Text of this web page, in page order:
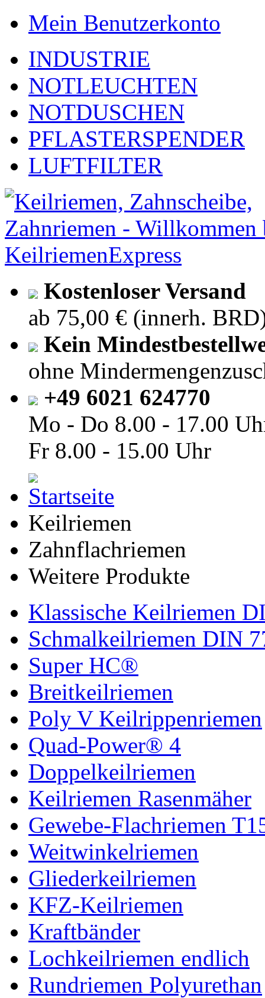
Mein Benutzerkonto
INDUSTRIE
NOTLEUCHTEN
NOTDUSCHEN
PFLASTERSPENDER
LUFTFILTER
Kostenloser Versand
ab 75,00 € (innerh.
Kein
ohne
+49 6021 624770
Mo - Do 8.00 - 17.00
Fr 8.00 - 15.00 Uhr
Keilriemen
Zahnflachriemen
Weitere Produkte
Klassische Keilriemen
Schmalkeilriemen DIN
Super HC®
Breitkeilriemen
Poly V Keilrippenriemen
Quad-Power® 4
Doppelkeilriemen
Keilriemen Rasenmäher
Gewebe-Flachriemen
Weitwinkelriemen
Gliederkeilriemen
KFZ-Keilriemen
Kraftbänder
Lochkeilriemen endlich
Rundriemen Polyurethan